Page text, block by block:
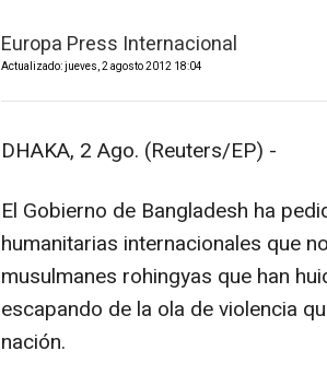
Europa Press Internacional
Actualizado: jueves, 2 agosto 2012 18:04
DHAKA, 2 Ago. (Reuters/EP) -
El Gobierno de Bangladesh ha
humanitarias internacionales que
musulmanes rohingyas que han
escapando de la ola de violencia
nación.